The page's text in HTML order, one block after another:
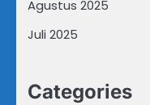
Agustus 2025
Juli 2025
Categories